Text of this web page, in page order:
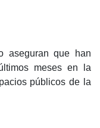
aseguran que han
meses en la
públicos de la